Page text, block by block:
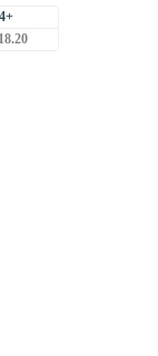
4+
18.20